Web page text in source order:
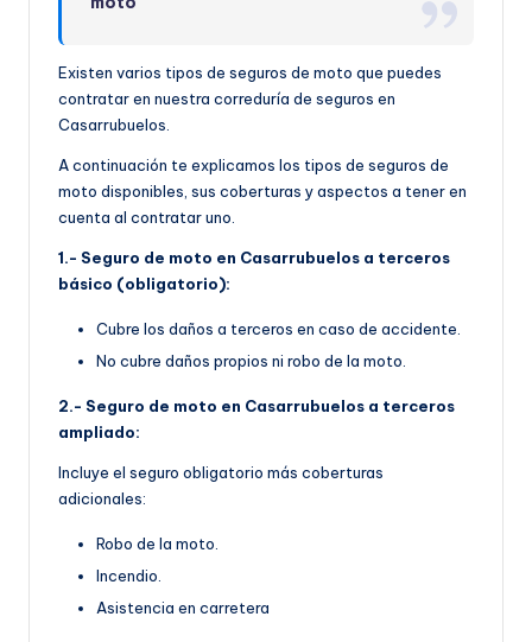
Existen varios tipos de seguros de moto que puedes
contratar en nuestra correduría de seguros en
Casarrubuelos.
A continuación te explicamos los tipos de seguros de
moto disponibles, sus coberturas y aspectos a tener en
cuenta al contratar uno.
1.- Seguro de moto en Casarrubuelos a terceros
básico (obligatorio):
Cubre los daños a terceros en caso de accidente.
No cubre daños propios ni robo de la moto.
2.- Seguro de moto en Casarrubuelos a terceros
ampliado:
Incluye el seguro obligatorio más coberturas
adicionales:
Robo de la moto.
Incendio.
Asistencia en carretera